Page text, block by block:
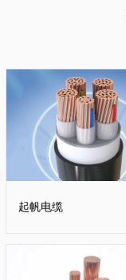
起帆电缆